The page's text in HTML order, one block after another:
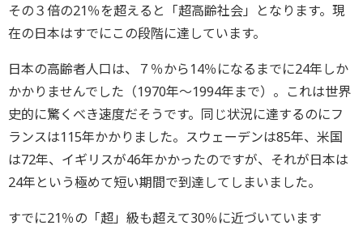
その３倍の21％を超えると「超高齢社会」となります。現
在の日本はすでにこの段階に達しています。
日本の高齢者人口は、７％から14％になるまでに24年しか
かかりませんでした（1970年～1994年まで）。これは世界
史的に驚くべき速度だそうです。同じ状況に達するのにフ
ランスは115年かかりました。スウェーデンは85年、米国
は72年、イギリスが46年かかったのですが、それが日本は
24年という極めて短い期間で到達してしまいました。
すでに21％の「超」級も超えて30％に近づいています